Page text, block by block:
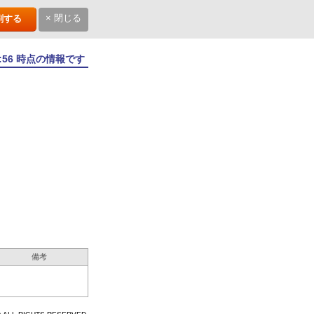
する × 閉じる
時点の情報です
備考